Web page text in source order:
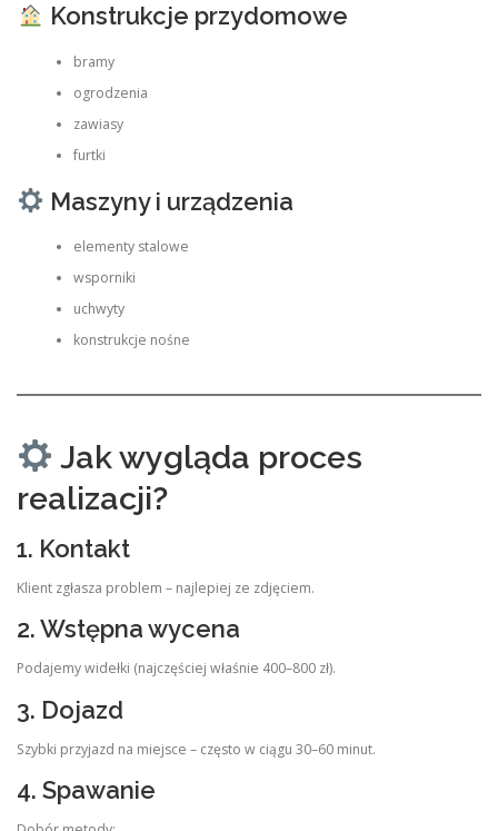
Konstrukcje przydomowe
bramy
ogrodzenia
zawiasy
furtki
Maszyny i urządzenia
elementy stalowe
wsporniki
uchwyty
konstrukcje nośne
Jak wygląda proces
realizacji?
1. Kontakt
Klient zgłasza problem – najlepiej ze zdjęciem.
2. Wstępna wycena
Podajemy widełki (najczęściej właśnie 400–800 zł).
3. Dojazd
Szybki przyjazd na miejsce – często w ciągu 30–60 minut.
4. Spawanie